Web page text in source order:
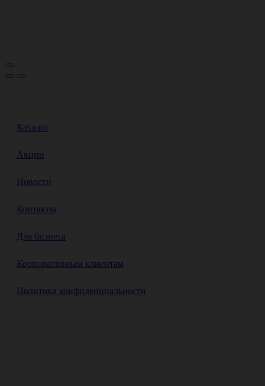
Каталог
Акции
Новости
Контакты
Для бизнеса
Корпоративным клиентам
Политика конфиденциальности